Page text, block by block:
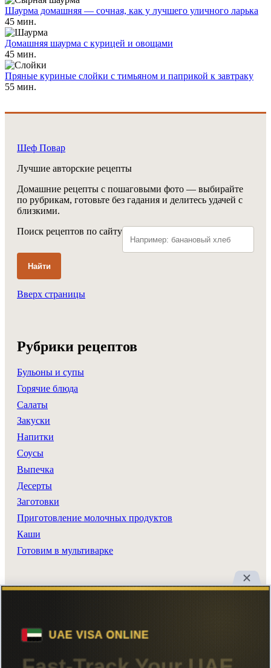
Шаурма домашняя — сочная, как у лучшего уличного ларька
45 мин.
Домашняя шаурма с курицей и овощами
45 мин.
Пряные куриные слойки с тимьяном и паприкой к завтраку
55 мин.
Шеф Повар
Лучшие авторские рецепты
Домашние рецепты с пошаговыми фото — выбирайте
по рубрикам, готовьте без гадания и делитесь удачей с
близкими.
Поиск рецептов по сайту
Найти
Вверх страницы
Рубрики рецептов
Бульоны и супы
Горячие блюда
Салаты
Закуски
Напитки
Соусы
Выпечка
Десерты
Заготовки
Приготовление молочных продуктов
Каши
Готовим в мультиварке
Главная
Поиск
Авторы